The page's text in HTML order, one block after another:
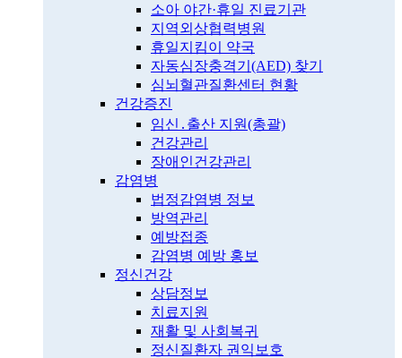
소아 야간·휴일 진료기관
지역외상협력병원
휴일지킴이 약국
자동심장충격기(AED) 찾기
심뇌혈관질환센터 현황
건강증진
임신․출산 지원(총괄)
건강관리
장애인건강관리
감염병
법정감염병 정보
방역관리
예방접종
감염병 예방 홍보
정신건강
상담정보
치료지원
재활 및 사회복귀
정신질환자 권익보호